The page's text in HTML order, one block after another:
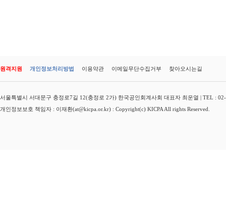
원격지원 개인정보처리방법 이용약관 이메일무단수집거부 찾아오시는길
서울특별시 서대문구 충정로7길 12(충정로 2가) 한국공인회계사회 대표자 최운열 | TEL :
개인정보보호 책임자 : 이재환(at@kicpa.or.kr) : Copyright(c) KICPA All rights Reserved.